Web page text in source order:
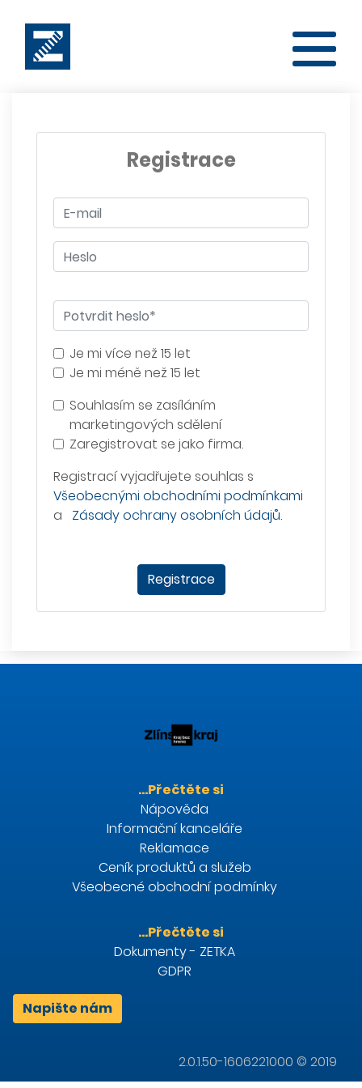
Registrace
Je mi více než 15 let
Je mi méně než 15 let
Souhlasím se zasíláním
marketingových sdělení
Zaregistrovat se jako firma.
Registrací vyjadřujete souhlas s
Všeobecnými obchodními podmínkami
a Zásady ochrany osobních údajů.
Registrace
…Přečtěte si
Nápověda
Informační kanceláře
Reklamace
Ceník produktů a služeb
Všeobecné obchodní podmínky
…Přečtěte si
Dokumenty - ZETKA
GDPR
Napište nám
2.0.1.50-1606221000 © 2019